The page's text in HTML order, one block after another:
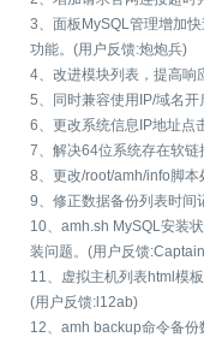
3、面板MySQL管理增加
功能。(用户反馈:炮炮兵)
4、改进模块列表，提高响
5、同时兼容使用IP/域名
6、更改系统信息IP地址点
7、解决64位系统存在软
8、更改/root/amh/info脚
9、修正数据备份列表时间
10、amh.sh MySQL安装
装问题。(用户反馈
11、虚拟主机列表html模
(用户反馈:l12ab)
12、amh backup命令备份